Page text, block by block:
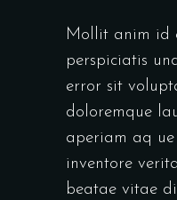
Mollit anim id
perspiciatis
error sit
doloremque
aperiam aq
inventore
beatae vitae